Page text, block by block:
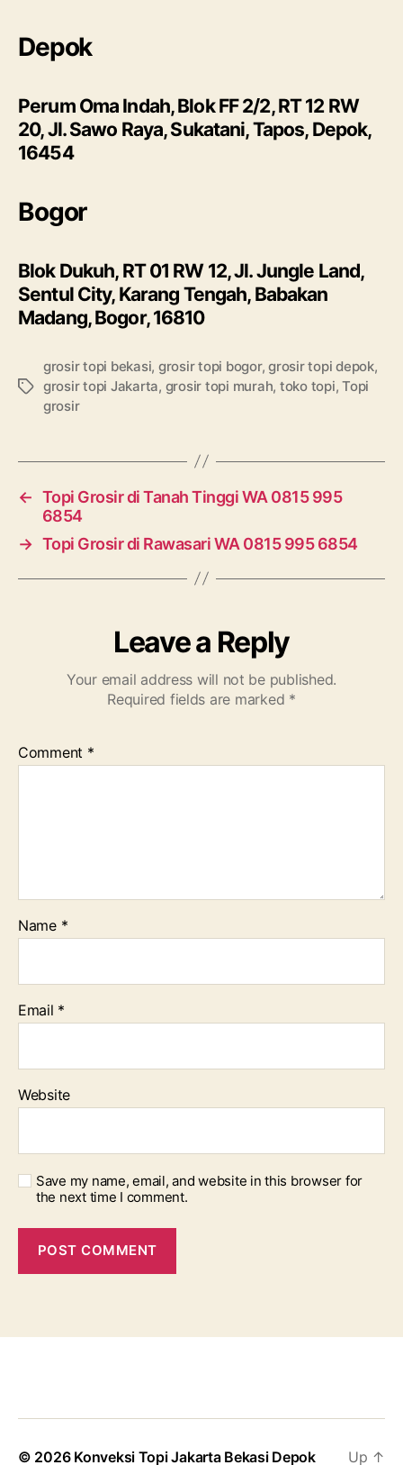
Depok
Perum Oma Indah, Blok FF 2/2, RT 12 RW
20, Jl. Sawo Raya, Sukatani, Tapos, Depok,
16454
Bogor
Blok Dukuh, RT 01 RW 12, Jl. Jungle Land,
Sentul City, Karang Tengah, Babakan
Madang, Bogor, 16810
Tags
grosir topi bekasi, grosir topi bogor,grosir topi depok,
grosir topi Jakarta, grosir topi murah, toko topi,Topi
grosir
← Topi Grosir di Tanah Tinggi WA 0815 995
6854
→ Topi Grosir di Rawasari WA 0815 995 6854
Leave a Reply
Your email address will not be published.
Required fields are marked *
Comment *
Name *
Email *
Website
Save my name, email, and website in this browser for
the next time I comment.
© 2026 Konveksi Topi Jakarta Bekasi Depok Up ↑